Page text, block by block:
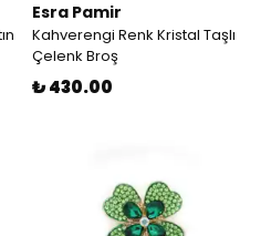
Esra Pamir
Kahverengi Renk Kristal Taşlı
Çelenk Broş
₺ 430.00